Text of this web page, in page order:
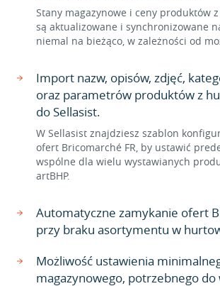
Stany magazynowe i ceny produktów
są aktualizowane i synchronizowane
niemal na bieżąco, w zależności od
Import nazw, opisów, zdjęć,
oraz parametrów produktów z
do Sellasist.
W Sellasist znajdziesz szablon
ofert Bricomarché FR, by ustawić
wspólne dla wielu wystawianych
artBHP.
Automatyczne zamykanie ofert
przy braku asortymentu w
Możliwość ustawienia
magazynowego, potrzebnego do